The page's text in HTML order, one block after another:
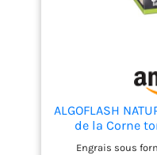
ALGOFLASH
de la Corne
Jusqu'à 50m² ,
Engrais sous